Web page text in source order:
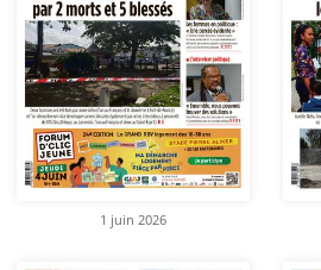
1 juin 2026